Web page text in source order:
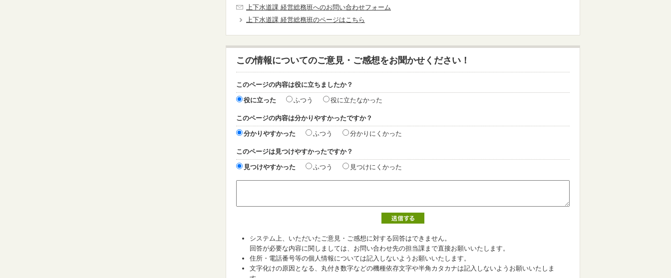
上下水道課 経営総務班へのお問い合わせフォーム
上下水道課 経営総務班のページはこちら
この情報についてのご意見・ご感想をお聞かせください！
このページの内容は役に立ちましたか？
役に立った ふつう 役に立たなかった
このページの内容は分かりやすかったですか？
分かりやすかった ふつう 分かりにくかった
このページは見つけやすかったですか？
見つけやすかった ふつう 見つけにくかった
システム上、いただいたご意見・ご感想に対する回答はできません。
回答が必要な内容に関しましては、お問い合わせ先の担当課まで直接お願いいたします。
住所・電話番号等の個人情報については記入しないようお願いいたします。
文字化けの原因となる、丸付き数字などの機種依存文字や半角カタカナは記入しないようお願いいたしま